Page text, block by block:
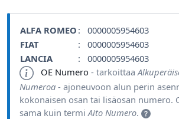
ALFA ROMEO : 0000005954603
FIAT
: 0000005954603
LANCIA
: 0000005954603
OE Numero - tarkoittaa
Numeroa - ajoneuvoon alun perin
kokonaisen osan tai lisäosan numero.
sama kuin termi Aito Numero.